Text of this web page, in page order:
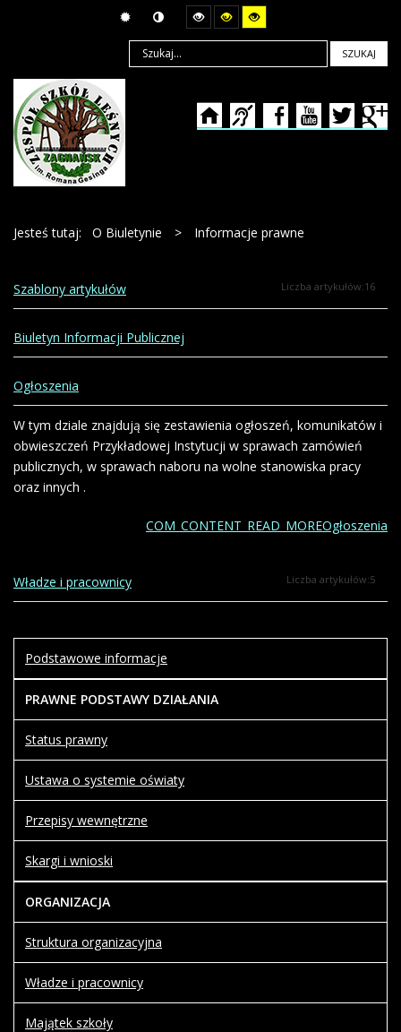
SZUKAJ
Jesteś tutaj: O Biuletynie > Informacje prawne
Szablony artykułów Liczba artykułów:16
Biuletyn Informacji Publicznej
Ogłoszenia
W tym dziale znajdują się zestawienia ogłoszeń, komunikatów i
obwieszczeń Przykładowej Instytucji w sprawach zamówień
publicznych, w sprawach naboru na wolne stanowiska pracy
oraz innych .
COM_CONTENT_READ_MOREOgłoszenia
Władze i pracownicy Liczba artykułów:5
Podstawowe informacje
PRAWNE PODSTAWY DZIAŁANIA
Status prawny
Ustawa o systemie oświaty
Przepisy wewnętrzne
Skargi i wnioski
ORGANIZACJA
Struktura organizacyjna
Władze i pracownicy
Majątek szkoły